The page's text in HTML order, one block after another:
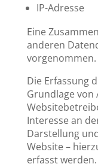
IP-Adresse
Eine
anderen
vorgenommen.
Die Erfassung
Grundlage von
Interesse an
Darstellung
Website –
erfasst werden.